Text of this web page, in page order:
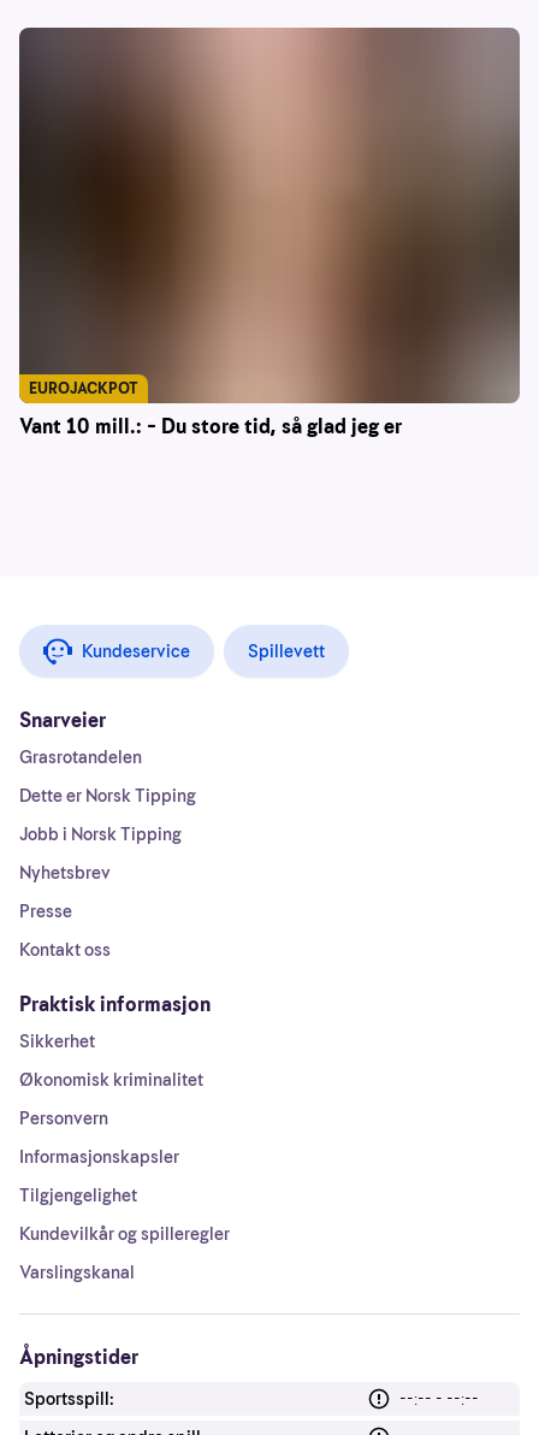
Vant 10 mill.: – Du store tid, så glad jeg er
EUROJACKPOT
Kundeservice Spillevett
Snarveier
Grasrotandelen
Dette er Norsk Tipping
Jobb i Norsk Tipping
Nyhetsbrev
Presse
Kontakt oss
Praktisk informasjon
Sikkerhet
Økonomisk kriminalitet
Personvern
Informasjonskapsler
Tilgjengelighet
Kundevilkår og spilleregler
Varslingskanal
Åpningstider
Sportsspill:
--:-- - --:--